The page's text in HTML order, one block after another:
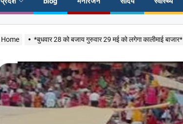
Home *बुधवार 28 को बजाय गुरुवार 29 मई को लगेगा कालीमाई बाजार*